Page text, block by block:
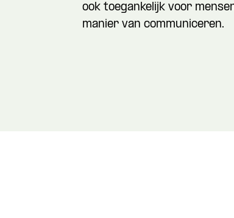
ook toegankelijk voor
manier van communiceren.